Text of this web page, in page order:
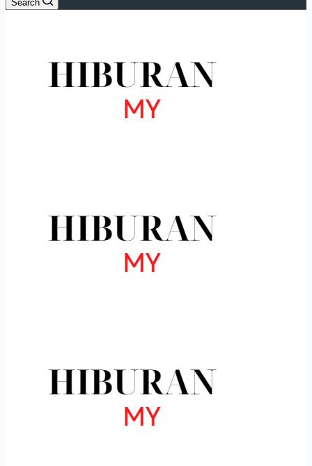
Search